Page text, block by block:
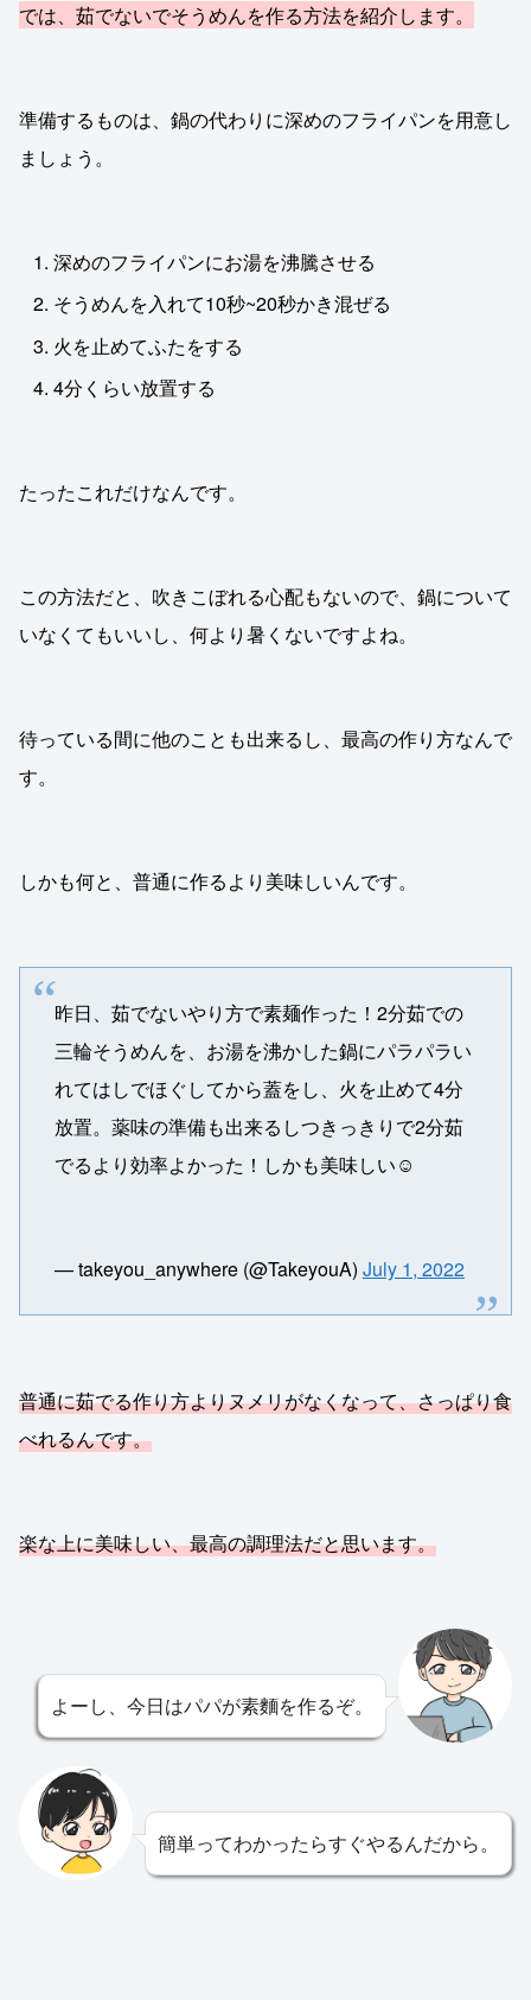
では、茹でないでそうめんを作る方法を紹介します。
準備するものは、鍋の代わりに深めのフライパンを用意し
ましょう。
深めのフライパンにお湯を沸騰させる
そうめんを入れて10秒~20秒かき混ぜる
火を止めてふたをする
4分くらい放置する
たったこれだけなんです。
この方法だと、吹きこぼれる心配もないので、鍋について
いなくてもいいし、何より暑くないですよね。
待っている間に他のことも出来るし、最高の作り方なんで
す。
しかも何と、普通に作るより美味しいんです。
昨日、茹でないやり方で素麺作った！2分茹での
三輪そうめんを、お湯を沸かした鍋にパラパラい
れてはしでほぐしてから蓋をし、火を止めて4分
放置。薬味の準備も出来るしつきっきりで2分茹
でるより効率よかった！しかも美味しい☺️
— takeyou_anywhere (@TakeyouA) July 1, 2022
普通に茹でる作り方よりヌメリがなくなって、さっぱり食
べれるんです。
楽な上に美味しい、最高の調理法だと思います。
よーし、今日はパパが素麵を作るぞ。
簡単ってわかったらすぐやるんだから。